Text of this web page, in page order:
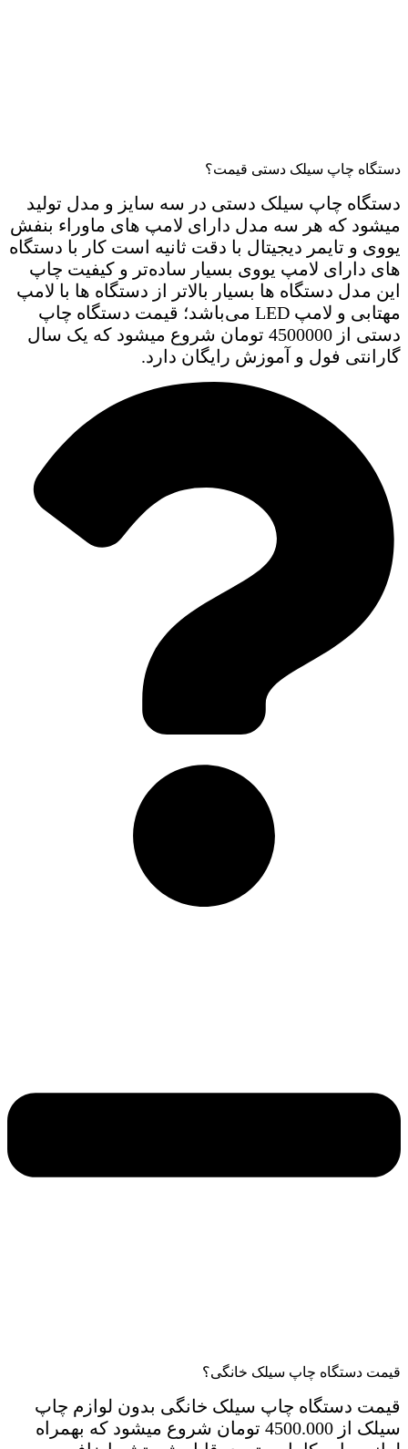
دستگاه چاپ سیلک دستی قیمت؟
دستگاه چاپ سیلک دستی در سه سایز و مدل تولید
میشود که هر سه مدل دارای لامپ های ماوراء بنفش
یووی و تایمر دیجیتال با دقت ثانیه است کار با دستگاه
های دارای لامپ یووی بسیار ساده‌تر و کیفیت چاپ
این مدل دستگاه ها بسیار بالاتر از دستگاه ها با لامپ
مهتابی و لامپ LED می‌باشد؛ قیمت دستگاه چاپ
دستی از 4500000 تومان شروع میشود که یک سال
گارانتی فول و آموزش رایگان دارد.
قیمت دستگاه چاپ سیلک خانگی؟
قیمت دستگاه چاپ سیلک خانگی بدون لوازم چاپ
سیلک از 4500.000 تومان شروع میشود که بهمراه